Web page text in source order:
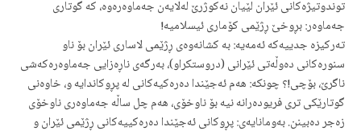
توندوتیژه‌كانی ئێران لێیان نه‌كوژرێ له‌لایه‌ن جه‌ماوه‌ره‌وه‌، كه‌ گوتاری
جه‌ماوه‌ر: بڕوخێ ڕژێمی كۆماری ئیسلامیه‌!
ته‌ركیزه‌ جدییه‌كه‌ ئه‌مه‌یه‌: به‌ كشانه‌وه‌ی ڕژێمی لاساری ئێران بۆ ناو
سنوره‌كانی ده‌وڵه‌تی ئێرانی (دروستكراو)، به‌رگه‌ی ناڕه‌زایی جه‌ماوه‌ره‌كه‌شی
ناگرێ، بۆچی!؟ چونكه‌: هه‌م ئه‌جێندا ده‌ره‌كیه‌كانی له‌ پڕوكاندایه‌ و، خاوه‌نی
گوتارێكی تری فریوده‌رانه‌ نیه‌ بۆ ناوخۆی، هه‌م چل ساڵه‌ جه‌ماوه‌ری ناوخۆی
زه‌جر ده‌بینن. به‌ومانایه‌ی: پڕوكانی ئه‌جێندا ده‌ره‌كییه‌كانی ڕژێمی ئێران و